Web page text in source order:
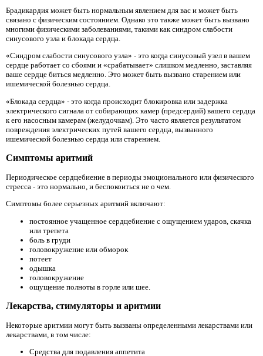
Брадикардия может быть нормальным явлением для вас и может быть
связано с физическим состоянием. Однако это также может быть вызвано
многими физическими заболеваниями, такими как синдром слабости
синусового узла и блокада сердца.
«Синдром слабости синусового узла» - это когда синусовый узел в вашем
сердце работает со сбоями и «срабатывает» слишком медленно, заставляя
ваше сердце биться медленно. Это может быть вызвано старением или
ишемической болезнью сердца.
«Блокада сердца» - это когда происходит блокировка или задержка
электрического сигнала от собирающих камер (предсердий) вашего сердца
к его насосным камерам (желудочкам). Это часто является результатом
повреждения электрических путей вашего сердца, вызванного
ишемической болезнью сердца или старением.
Симптомы аритмий
Периодическое сердцебиение в периоды эмоционального или физического
стресса - это нормально, и беспокоиться не о чем.
Симптомы более серьезных аритмий включают:
постоянное учащенное сердцебиение с ощущением ударов, скачка
или трепета
боль в груди
головокружение или обморок
потеет
одышка
головокружение
ощущение полноты в горле или шее.
Лекарства, стимуляторы и аритмии
Некоторые аритмии могут быть вызваны определенными лекарствами или
лекарствами, в том числе:
Средства для подавления аппетита